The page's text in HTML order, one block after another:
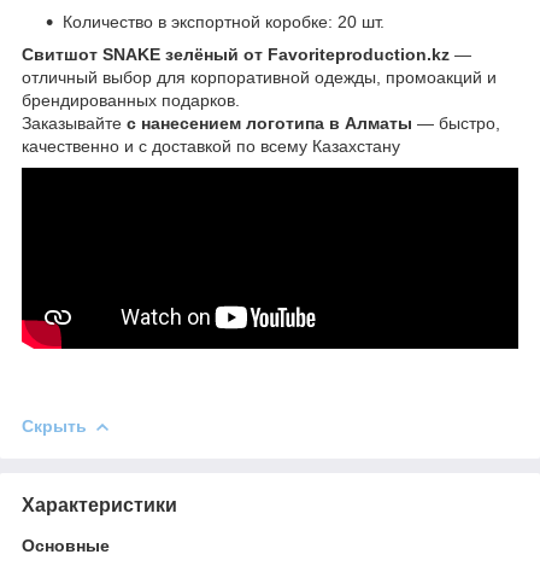
Количество в экспортной коробке: 20 шт.
Свитшот SNAKE зелёный от Favoriteproduction.kz —
отличный выбор для корпоративной одежды, промоакций и
брендированных подарков.
Заказывайте с нанесением логотипа в Алматы — быстро,
качественно и с доставкой по всему Казахстану
Скрыть
Характеристики
Основные